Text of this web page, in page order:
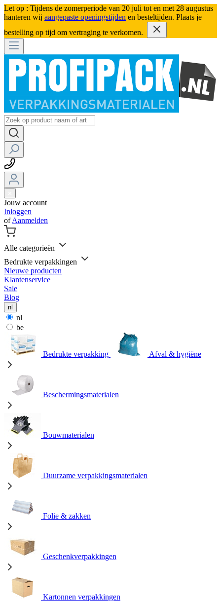
Let op : Tijdens de zomerperiode van 20 juli tot en met 28 augustus
hanteren wij aangepaste openingstijden en besteltijden. Plaats je
bestelling op tijd om vertraging te verkomen.
Jouw account
Inloggen
ofAanmelden
Alle categorieën
Bedrukte verpakkingen
Nieuwe producten
Klantenservice
Sale
Blog
nl
nl
be
Bedrukte verpakking Afval & hygiëne
Beschermingsmaterialen
Bouwmaterialen
Duurzame verpakkingsmaterialen
Folie & zakken
Geschenkverpakkingen
Kartonnen verpakkingen